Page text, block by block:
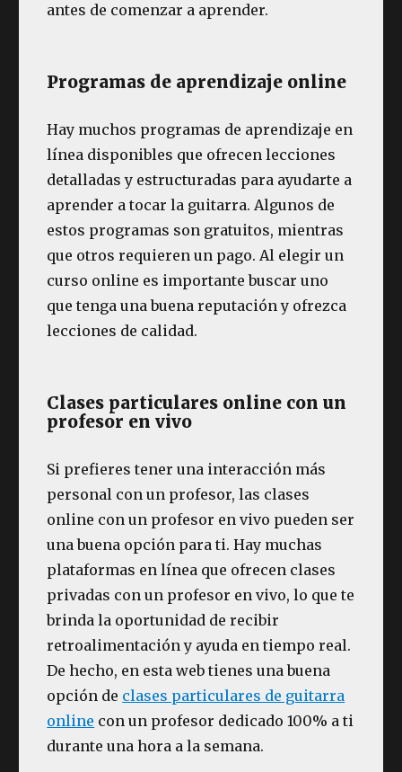
antes de comenzar a aprender.
Programas de aprendizaje online
Hay muchos programas de aprendizaje en
línea disponibles que ofrecen lecciones
detalladas y estructuradas para ayudarte a
aprender a tocar la guitarra. Algunos de
estos programas son gratuitos, mientras
que otros requieren un pago. Al elegir un
curso online es importante buscar uno
que tenga una buena reputación y ofrezca
lecciones de calidad.
Clases particulares online con un
profesor en vivo
Si prefieres tener una interacción más
personal con un profesor, las clases
online con un profesor en vivo pueden ser
una buena opción para ti. Hay muchas
plataformas en línea que ofrecen clases
privadas con un profesor en vivo, lo que te
brinda la oportunidad de recibir
retroalimentación y ayuda en tiempo real.
De hecho, en esta web tienes una buena
opción de clases particulares de guitarra
online con un profesor dedicado 100% a ti
durante una hora a la semana.